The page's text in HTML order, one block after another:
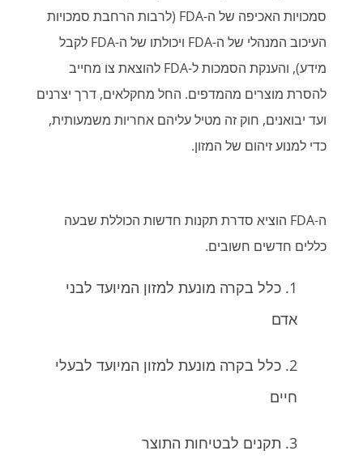
סמכויות האכיפה של ה-FDA (לרבות הרחבת סמכויות
העיכוב המנהלי של ה-FDA ויכולתו של ה-FDA לקבל
מידע), והענקת הסמכות ל-FDA להוצאת צו מחייב
להסרת מוצרים מהמדפים. החל מחקלאים, דרך יצרנים
ועד יבואנים, חוק זה מטיל עליהם אחריות משמעותית,
כדי למנוע זיהום של המזון.
ה-FDA הוציא סדרת תקנות חדשות הכוללת שבעה
כללים חדשים חשובים.
כלל בקרה מונעת למזון המיועד לבני
אדם
כלל בקרה מונעת למזון המיועד לבעלי
חיים
תקנים לבטיחות התוצר